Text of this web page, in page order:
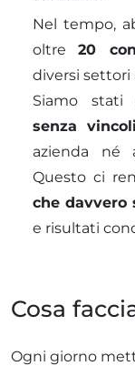
Nel tempo,
oltre20
diversi settori
Siamo stati
senza vincoli
azienda né
Questo ci
che davvero
e risultati
Cosa
Ogni giorno